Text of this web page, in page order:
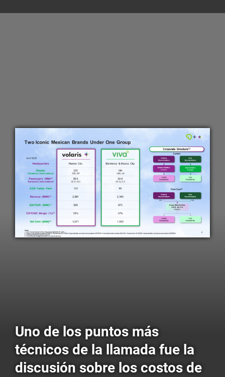
Uno de los puntos más
técnicos de la llamada fue la
discusión sobre los costos de